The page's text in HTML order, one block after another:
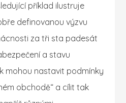
příklad ilustruje
definovanou výzvu
za tři sta padesát
a stavu
mohou nastavit podmínky
obchodě“ a cílit tak